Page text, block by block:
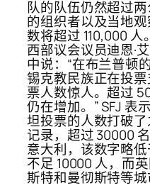
队的队伍仍然超过
的组织者以及当地
数将超过 110,000
西部议会议员迪恩·
中说：“在布兰普顿
锡克教民族正在投
票人数惊人。超过
仍在增加。” SFJ 表
坦投票的人数打破
记录，超过 30000
意大利，该数字略
不足 10000 人，而
斯特和曼彻斯特等城